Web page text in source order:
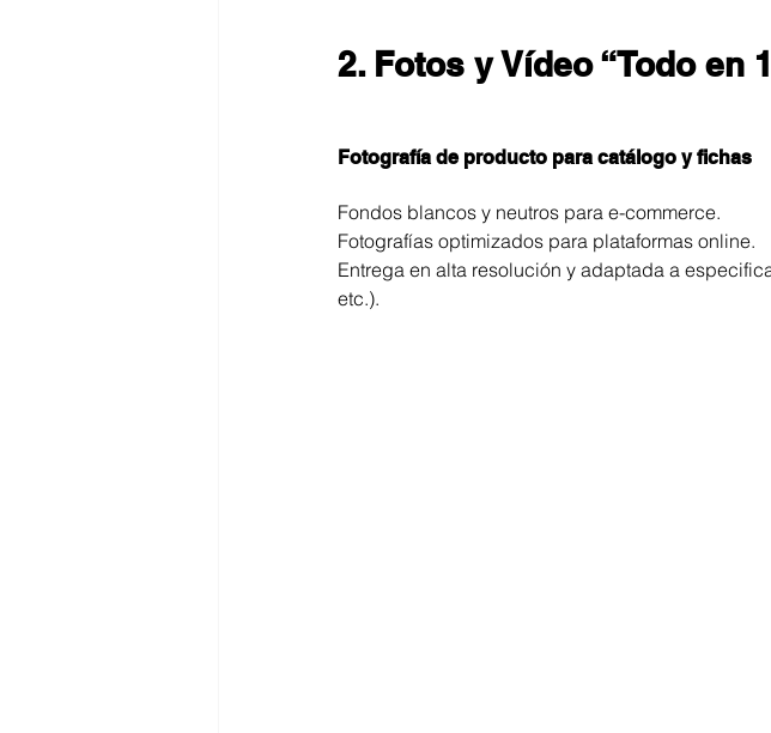
2. Fotos y Vídeo “Todo en
Fotografía de producto para catálogo y fichas
Fondos blancos y neutros para e-commerce.
Fotografías optimizados para plataformas online.
Entrega en alta resolución y adaptada a
etc.).